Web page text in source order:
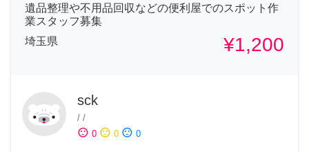
遺品整理や不用品回収などの便利屋でのスポット作
業スタッフ募集
埼玉県
¥1,200
sck
/ /
sentiment_satisfied 0 sentiment_neutral 0 sentiment_dissatisfied 0